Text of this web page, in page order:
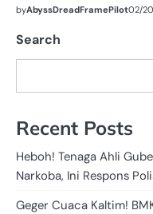
byAbyssDreadFramePilot02/
Search
Recent Posts
Heboh! Tenaga Ahli
Narkoba, Ini Respons
Geger Cuaca Kaltim!